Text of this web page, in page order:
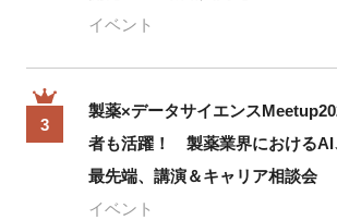
イベント
3
製薬×データサイエンス
者も活躍！ 製薬業界におけるAI
最先端、講演＆キャリア相談会
イベント